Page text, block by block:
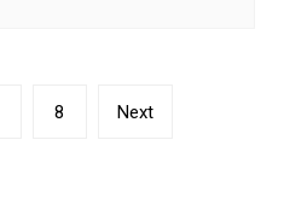
8 Next